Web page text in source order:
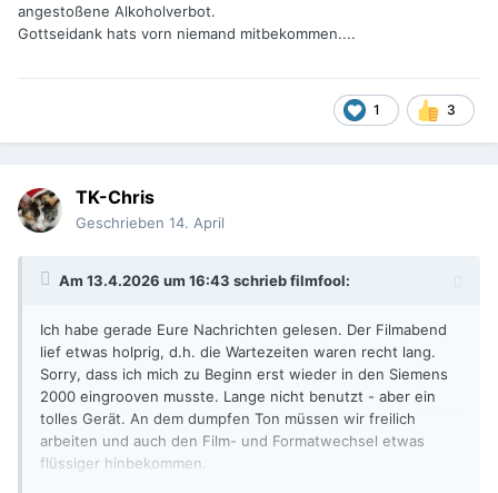
angestoßene Alkoholverbot.
Gottseidank hats vorn niemand mitbekommen....
1 3
TK-Chris
Geschrieben 14. April
Am 13.4.2026 um 16:43 schriebfilmfool:
Ich habe gerade Eure Nachrichten gelesen. Der Filmabend
lief etwas holprig, d.h. die Wartezeiten waren recht lang.
Sorry, dass ich mich zu Beginn erst wieder in den Siemens
2000 eingrooven musste. Lange nicht benutzt - aber ein
tolles Gerät. An dem dumpfen Ton müssen wir freilich
arbeiten und auch den Film- und Formatwechsel etwas
flüssiger hinbekommen.